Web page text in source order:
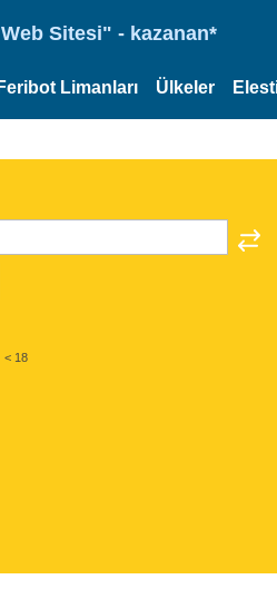
Sitesi" - kazanan*
Feribot Limanları Ülkeler
< 18